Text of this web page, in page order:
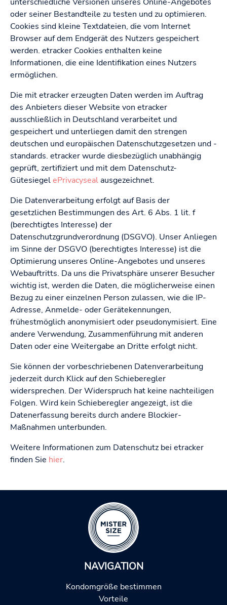
oder seiner Bestandteile zu testen und zu optimieren.
Cookies sind kleine Textdateien, die vom Internet
Browser auf dem Endgerät des Nutzers gespeichert
werden. etracker Cookies enthalten keine
Informationen, die eine Identifikation eines Nutzers
ermöglichen.
Die mit etracker erzeugten Daten werden im Auftrag
des Anbieters dieser Website von etracker
ausschließlich in Deutschland verarbeitet und
gespeichert und unterliegen damit den strengen
deutschen und europäischen Datenschutzgesetzen und -
standards. etracker wurde diesbezüglich unabhängig
geprüft, zertifiziert und mit dem Datenschutz-
GütesiegelePrivacysealausgezeichnet.
Die Datenverarbeitung erfolgt auf Basis der
gesetzlichen Bestimmungen des Art. 6 Abs. 1 lit. f
(berechtigtes Interesse) der
Datenschutzgrundverordnung (DSGVO). Unser Anliegen
im Sinne der DSGVO (berechtigtes Interesse) ist die
Optimierung unseres Online-Angebotes und unseres
Webauftritts. Da uns die Privatsphäre unserer Besucher
wichtig ist, werden die Daten, die möglicherweise einen
Bezug zu einer einzelnen Person zulassen, wie die IP-
Adresse, Anmelde- oder Gerätekennungen,
frühestmöglich anonymisiert oder pseudonymisiert. Eine
andere Verwendung, Zusammenführung mit anderen
Daten oder eine Weitergabe an Dritte erfolgt nicht.
Sie können der vorbeschriebenen Datenverarbeitung
jederzeit durch Klick auf den Schieberegler
widersprechen. Der Widerspruch hat keine nachteiligen
Folgen. Wird kein Schieberegler angezeigt, ist die
Datenerfassung bereits durch andere Blockier-
Maßnahmen unterbunden.
Weitere Informationen zum Datenschutz bei etracker
finden Sie hier.
NAVIGATION
Kondomgröße bestimmen
Vorteile